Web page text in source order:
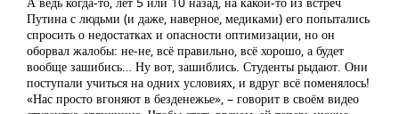
Путина с людьми (и даже, наверное, медиками) его попытались
спросить о недостатках и опасности оптимизации, но он
оборвал жалобы: не-не, всё правильно, всё хорошо, а будет
вообще зашибись… Ну вот, зашиблись. Студенты рыдают. Они
поступали учиться на одних условиях, и вдруг всё поменялось!
«Нас просто вгоняют в безденежье», – говорит в своём видео